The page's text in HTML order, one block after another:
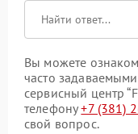
Вы можете
часто
сервисный центр
телефону+7 (381)
свой вопрос.